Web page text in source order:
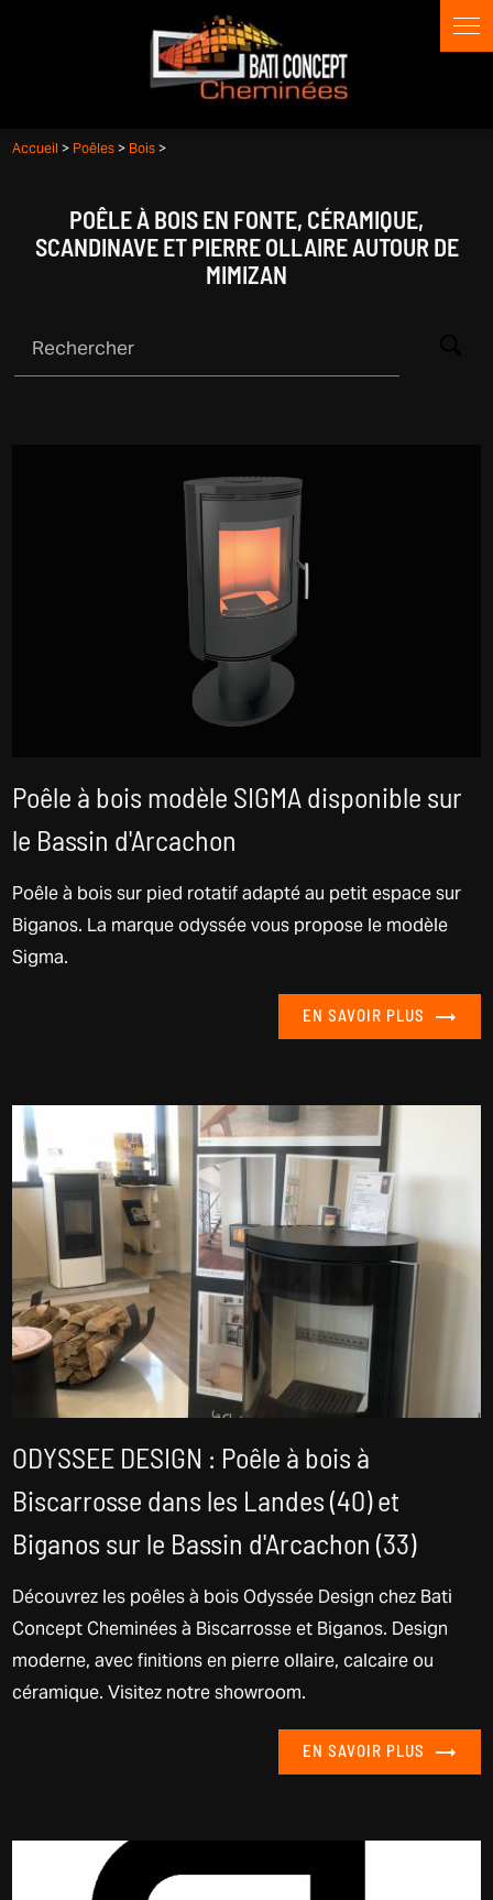
Accueil > Poêles> Bois>
POÊLE À BOIS EN FONTE, CÉRAMIQUE,
SCANDINAVE ET PIERRE OLLAIRE AUTOUR DE
MIMIZAN
Rechercher
Poêle à bois modèle SIGMA disponible sur
le Bassin d'Arcachon
Poêle à bois sur pied rotatif adapté au petit espace sur
Biganos. La marque odyssée vous propose le modèle
Sigma.
EN SAVOIR PLUS
ODYSSEE DESIGN : Poêle à bois à
Biscarrosse dans les Landes (40) et
Biganos sur le Bassin d'Arcachon (33)
Découvrez les poêles à bois Odyssée Design chez Bati
Concept Cheminées à Biscarrosse et Biganos. Design
moderne, avec finitions en pierre ollaire, calcaire ou
céramique. Visitez notre showroom.
EN SAVOIR PLUS
Panneau de gestion des cookies